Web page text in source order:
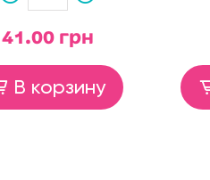
41.00 грн
В корзину